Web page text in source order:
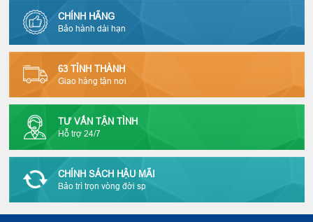
CHÍNH HÃNG
Bảo hành dài hạn
63 TỈNH THÀNH
Giao hàng tận nơi
TƯ VẤN TẬN TÌNH
Hỗ trợ 24/7
CHÍNH SÁCH HẬU MÃI
Bảo trì trọn vòng đời sp